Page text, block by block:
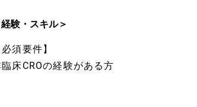
験・スキル＞
須要件】
床CROの経験がある方